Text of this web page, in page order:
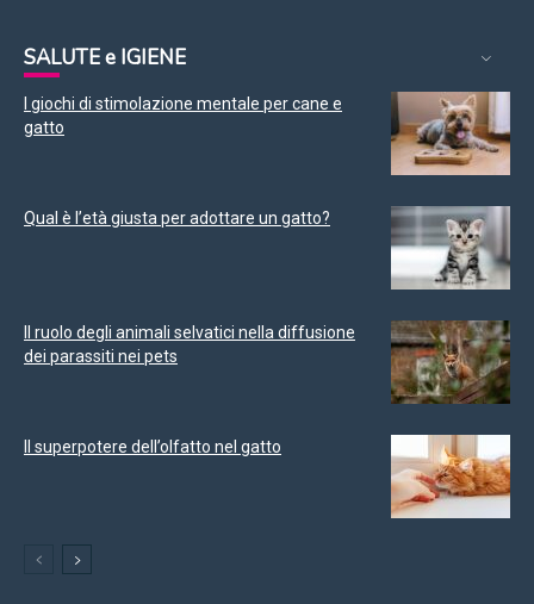
SALUTE e IGIENE
I giochi di stimolazione mentale per cane e
gatto
Qual è l’età giusta per adottare un gatto?
Il ruolo degli animali selvatici nella diffusione
dei parassiti nei pets
Il superpotere dell’olfatto nel gatto